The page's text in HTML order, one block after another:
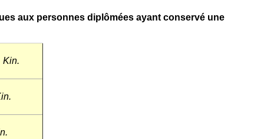
aux personnes diplômées ayant conservé une
Kin.